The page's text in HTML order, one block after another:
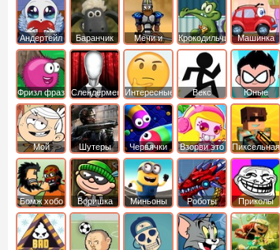
машина
Андертейл
Баранчик
Шон
Мечи и
Сандали
Крокодильчик
Свомпи
Машинка
Вилли
Фризл фраз Слендермен Интересные Векс
Юные
титаны
вперед
Мой
шумный
дом
Шутеры Червячки Взорви это
Пиксельная
война
Бомж хобо
Воришка
боб
Миньоны
Роботы
динозавры
Приколы